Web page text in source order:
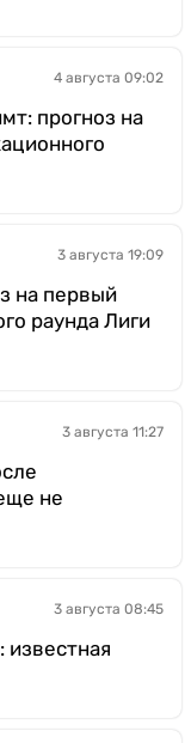
4 августа 09:02
прогноз на
3 августа 19:09
на первый
раунда Лиги
3 августа 11:27
не
3 августа 08:45